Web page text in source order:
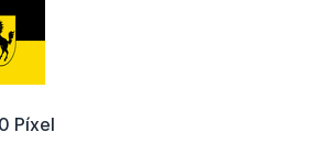
Píxel